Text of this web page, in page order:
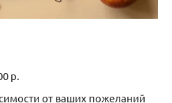
р.
от ваших пожеланий